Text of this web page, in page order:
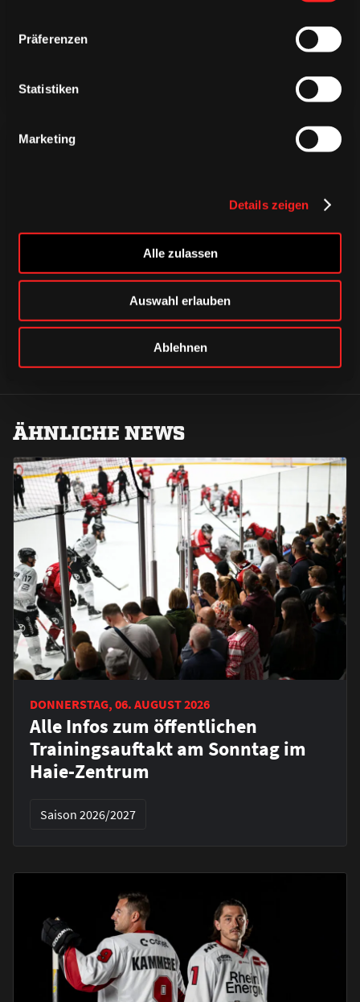
Präferenzen
Statistiken
Marketing
Details zeigen
Alle zulassen
Auswahl erlauben
Ablehnen
CAPS & CO
CAPS & CO
CAPS & CO
ÄHNLICHE NEWS
DONNERSTAG, 06. AUGUST 2026
Alle Infos zum öffentlichen
Trainingsauftakt am Sonntag im
Haie-Zentrum
Saison 2026/2027